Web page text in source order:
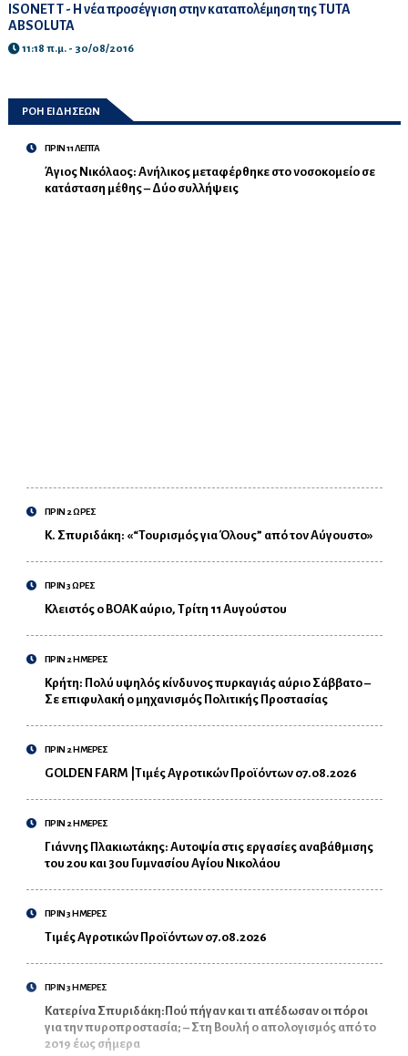
ISONET T - Η νέα προσέγγιση στην καταπολέμηση της TUTA
ABSOLUTA
11:18 π.μ. - 30/08/2016
ΡΟΗ ΕΙΔΗΣΕΩΝ
ΠΡΙΝ 11 ΛΕΠΤΑ
Άγιος Νικόλαος: Ανήλικος μεταφέρθηκε στο νοσοκομείο σε
κατάσταση μέθης – Δύο συλλήψεις
ΠΡΙΝ 2 ΩΡΕΣ
Κ. Σπυριδάκη: «“Τουρισμός για Όλους” από τον Αύγουστο»
ΠΡΙΝ 3 ΩΡΕΣ
Κλειστός ο ΒΟΑΚ αύριο, Τρίτη 11 Αυγούστου
ΠΡΙΝ 2 ΗΜΕΡΕΣ
Κρήτη: Πολύ υψηλός κίνδυνος πυρκαγιάς αύριο Σάββατο –
Σε επιφυλακή ο μηχανισμός Πολιτικής Προστασίας
ΠΡΙΝ 2 ΗΜΕΡΕΣ
GOLDEN FARM |Τιμές Αγροτικών Προϊόντων 07.08.2026
ΠΡΙΝ 2 ΗΜΕΡΕΣ
Γιάννης Πλακιωτάκης: Αυτοψία στις εργασίες αναβάθμισης
του 2ου και 3ου Γυμνασίου Αγίου Νικολάου
ΠΡΙΝ 3 ΗΜΕΡΕΣ
Τιμές Αγροτικών Προϊόντων 07.08.2026
ΠΡΙΝ 3 ΗΜΕΡΕΣ
Κατερίνα Σπυριδάκη:Πού πήγαν και τι απέδωσαν οι πόροι
για την πυροπροστασία; – Στη Βουλή ο απολογισμός από το
2019 έως σήμερα